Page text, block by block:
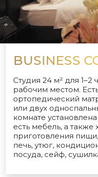
BUSINESS
Студия 24 м² для 1–2
рабочим местом.
ортопедический
или двух
комнате
есть мебель, а также
приготовления
печь, утюг,
посуда, сейф,